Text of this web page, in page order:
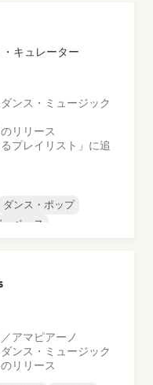
キュレーター
ダンス・ミュージック
リリース
プレイリスト」に追
ダンス・ポップ
・ベース
アマピアーノ
ダンス・ミュージック
リリース